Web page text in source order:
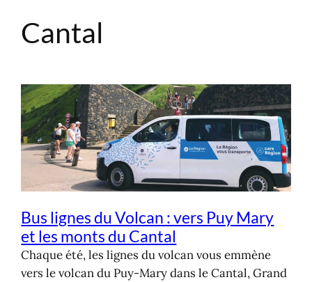
AllerCantal
Bus lignes du Volcan : vers Puy Mary
et les monts du Cantal
Chaque été, les lignes du volcan vous emmène
vers le volcan du Puy-Mary dans le Cantal, Grand